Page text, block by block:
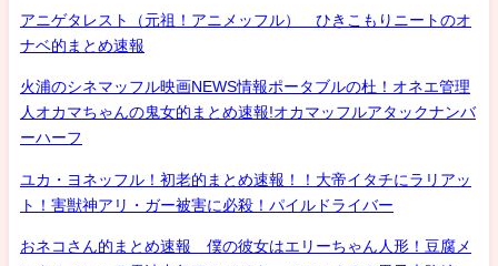
アニゲタレスト（元祖！アニメッフル） ひきこもりニートのオ
ナベ的まとめ速報
火浦のシネマッフル映画NEWS情報ポータブルの杜！オネエ管理
人オカマちゃんの鬼女的まとめ速報!オカマッフルアタックナンバ
ーハーフ
ユカ・ヨネッフル！初老的まとめ速報！！大帝イタチにラリアッ
ト！害獣神アリ・ガー被害に必殺！パイルドライバー
おネコさん的まとめ速報 僕の彼女はエリーちゃん人形！豆腐メ